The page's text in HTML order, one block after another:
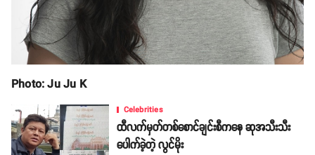
Photo: Ju Ju K
Celebrities
ထီလက်မှတ်တစ်စောင်ချင်းစီကနေ ဆုအသီးသီး
ပေါက်ခဲ့တဲ့ လွင်မိုး